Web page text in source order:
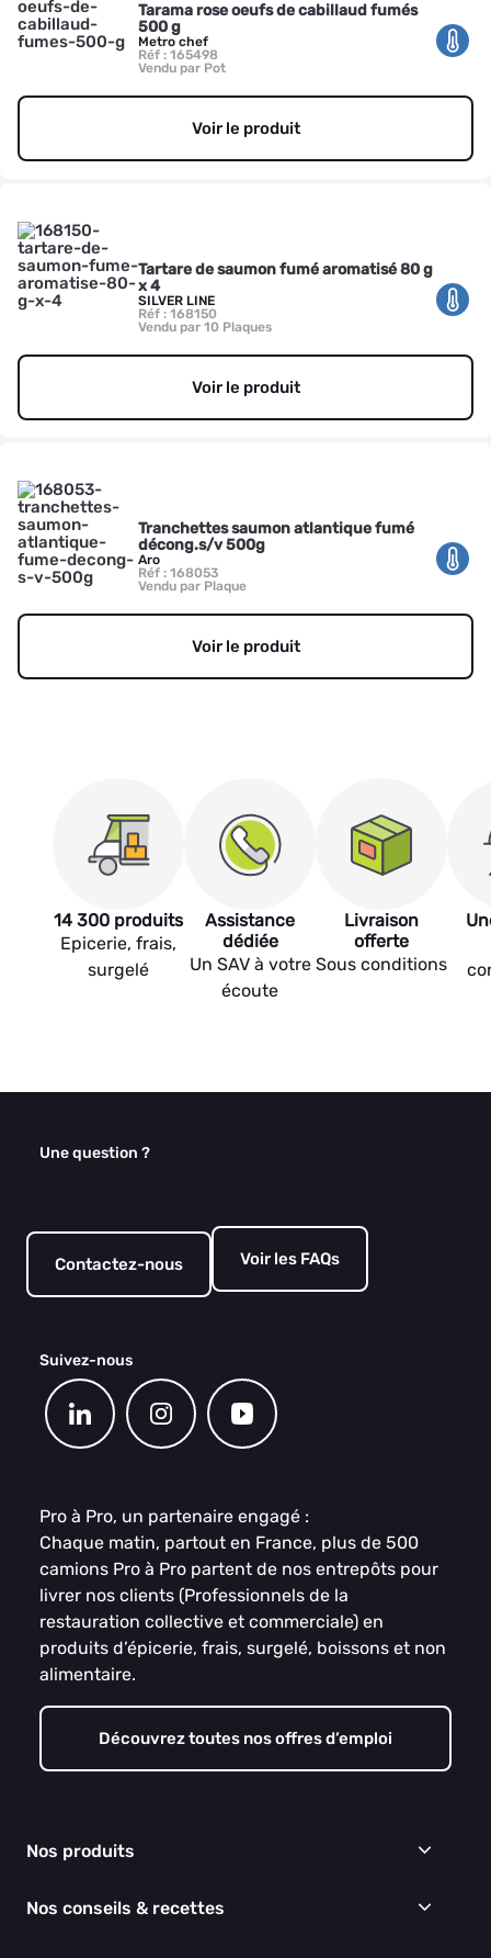
Tarama rose oeufs de cabillaud fumés
500 g
Metro chef
Réf : 165498
Vendu par Pot
Voir le produit
Tartare de saumon fumé aromatisé 80 g
x 4
SILVER LINE
Réf : 168150
Vendu par 10 Plaques
Voir le produit
Tranchettes saumon atlantique fumé
décong.s/v 500g
Aro
Réf : 168053
Vendu par Plaque
Voir le produit
14 300 produits
Epicerie, frais,
surgelé
Assistance
dédiée
Un SAV à votre
écoute
Livraison
offerte
Sous conditions
Une question ?
Contactez-nous Voir les FAQs
Suivez-nous
Pro à Pro, un partenaire engagé :
Chaque matin, partout en France, plus de 500
camions Pro à Pro partent de nos entrepôts pour
livrer nos clients (Professionnels de la
restauration collective et commerciale) en
produits d’épicerie, frais, surgelé, boissons et non
alimentaire.
Découvrez toutes nos offres d’emploi
Nos produits
Épicerie
Nos conseils & recettes